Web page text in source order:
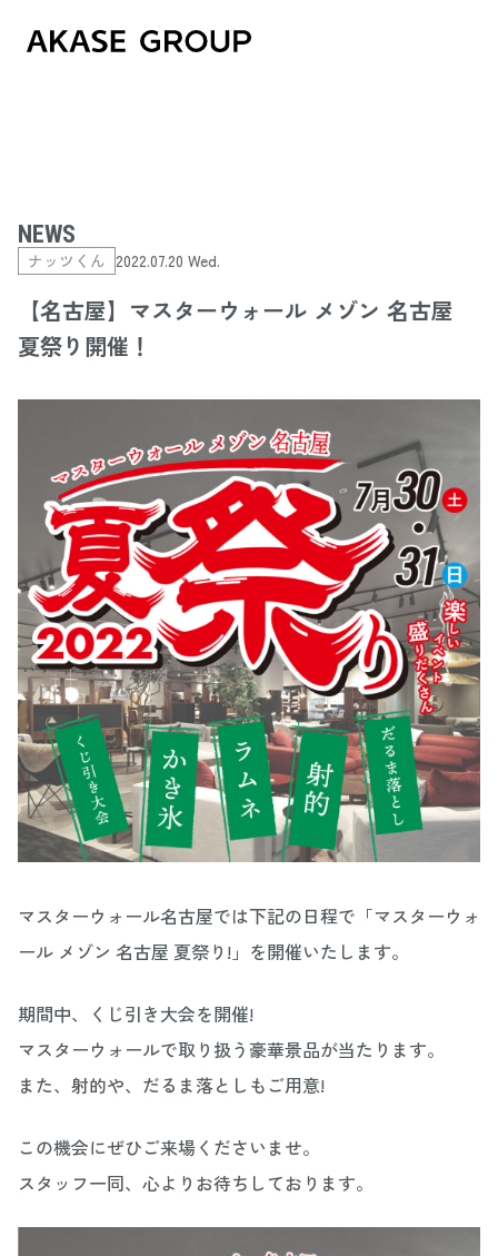
NEWS
ナッツくん 2022.07.20 Wed.
【名古屋】マスターウォール メゾン 名古屋
夏祭り開催！
マスターウォール名古屋では下記の日程で「マスターウォ
ール メゾン 名古屋 夏祭り!」を開催いたします。
期間中、くじ引き大会を開催!
マスターウォールで取り扱う豪華景品が当たります。
また、射的や、だるま落としもご用意!
この機会にぜひご来場くださいませ。
スタッフ一同、心よりお待ちしております。